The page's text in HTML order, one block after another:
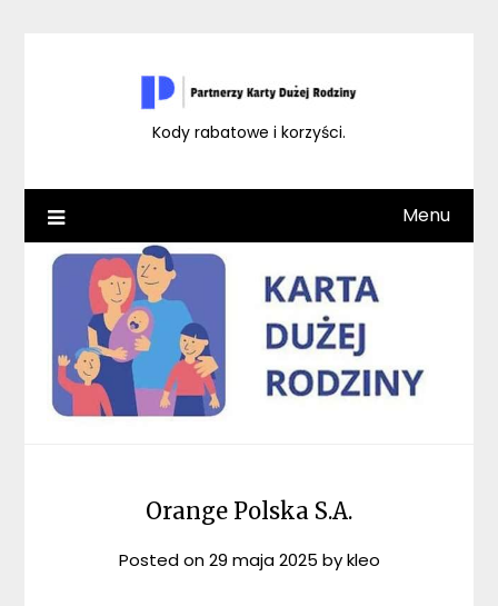
Kody rabatowe i korzyści.
Menu
Orange Polska S.A.
Posted on29 maja 2025 bykleo